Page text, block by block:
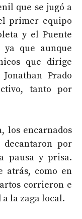
que se jugó a
primer equipo
y el Puente
ya que aunque
que dirige
Prado
tanto por
los encarnados
por
pausa y prisa.
atrás, como en
corrieron e
la zaga local.